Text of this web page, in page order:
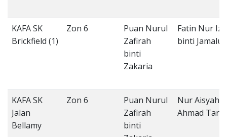
KAFA SK
Brickfield (1)
Zon 6
Puan Nurul
Zafirah
binti
Zakaria
Fatin Nur
binti
KAFA SK
Jalan
Bellamy
Zon 6
Puan Nurul
Zafirah
binti
Nur Aisyah
Ahmad